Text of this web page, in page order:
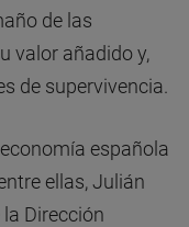
de las
valor añadido y,
de supervivencia.
española
ellas, Julián
Dirección